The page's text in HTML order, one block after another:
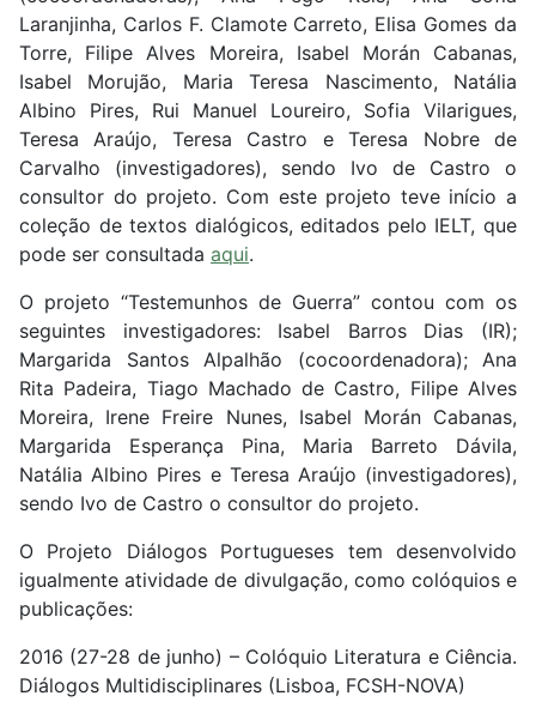
Laranjinha, Carlos F. Clamote Carreto, Elisa Gomes da
Torre, Filipe Alves Moreira, Isabel Morán Cabanas,
Isabel Morujão, Maria Teresa Nascimento, Natália
Albino Pires, Rui Manuel Loureiro, Sofia Vilarigues,
Teresa Araújo, Teresa Castro e Teresa Nobre de
Carvalho (investigadores), sendo Ivo de Castro o
consultor do projeto. Com este projeto teve início a
coleção de textos dialógicos, editados pelo IELT, que
pode ser consultada aqui.
O projeto “Testemunhos de Guerra” contou com os
seguintes investigadores: Isabel Barros Dias (IR);
Margarida Santos Alpalhão (cocoordenadora); Ana
Rita Padeira, Tiago Machado de Castro, Filipe Alves
Moreira, Irene Freire Nunes, Isabel Morán Cabanas,
Margarida Esperança Pina, Maria Barreto Dávila,
Natália Albino Pires e Teresa Araújo (investigadores),
sendo Ivo de Castro o consultor do projeto.
O Projeto Diálogos Portugueses tem desenvolvido
igualmente atividade de divulgação, como colóquios e
publicações:
2016 (27-28 de junho) – Colóquio Literatura e Ciência.
Diálogos Multidisciplinares (Lisboa, FCSH-NOVA)